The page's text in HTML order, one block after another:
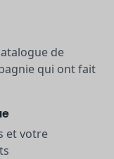
de
qui ont fait
et votre